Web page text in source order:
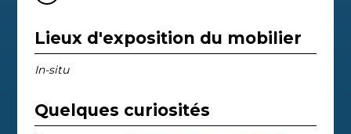
Lieux d'exposition du mobilier
In-situ
Quelques curiosités